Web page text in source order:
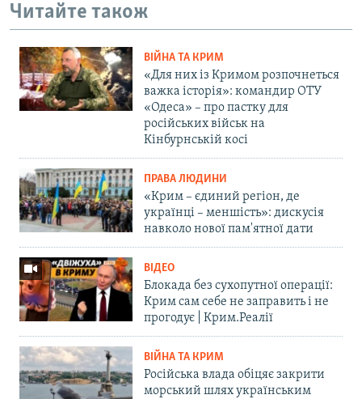
Читайте також
ВІЙНА ТА КРИМ
«Для них із Кримом розпочнеться
важка історія»: командир ОТУ
«Одеса» – про пастку для
російських військ на
Кінбурнській косі
ПРАВА ЛЮДИНИ
«Крим – єдиний регіон, де
українці – меншість»: дискусія
навколо нової пам'ятної дати
ВІДЕО
Блокада без сухопутної операції:
Крим сам себе не заправить і не
прогодує | Крим.Реалії
ВІЙНА ТА КРИМ
Російська влада обіцяє закрити
морський шлях українським